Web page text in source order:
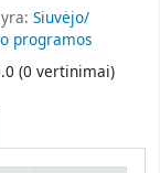
Siuvėjo/
programos
(0 vertinimai)